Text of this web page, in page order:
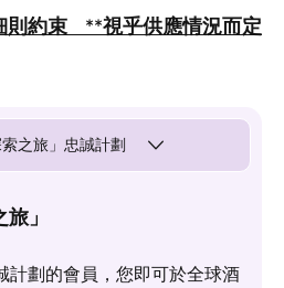
則約束 **視乎供應情況而定
之旅」忠誠計劃
」
計劃的會員，您即可於全球酒